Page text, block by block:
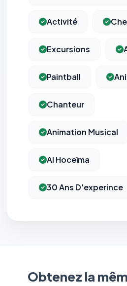
Activité
Excursions
Paintball
Chanteur
Animation Musical
Al Hoceïma
30 Ans D'experince
Obtenez la